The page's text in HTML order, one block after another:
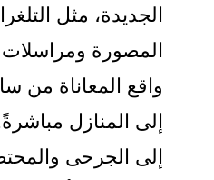
مثل التلغراف
ومراسلات
المعاناة من ساحات
المنازل مباشرةً. فلم
الجرحى والمحتضرين